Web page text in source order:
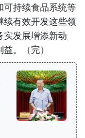
可持续食品系统等
有效开发这些领
实发展增添新动
。（完）